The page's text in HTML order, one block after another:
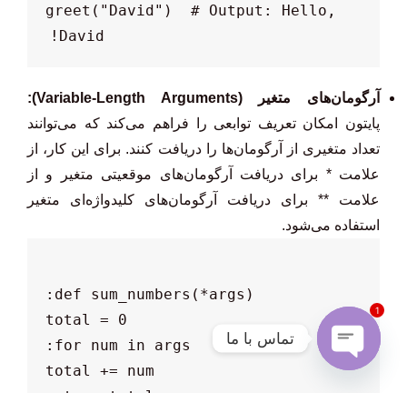
greet("David")  # Output: Hello,
David!
آرگومان‌های متغیر (Variable-Length Arguments):
پایتون امکان تعریف توابعی را فراهم می‌کند که می‌توانند
تعداد متغیری از آرگومان‌ها را دریافت کنند. برای این کار، از
علامت * برای دریافت آرگومان‌های موقعیتی متغیر و از
علامت ** برای دریافت آرگومان‌های کلیدواژه‌ای متغیر
استفاده می‌شود.
تماس با ما
1